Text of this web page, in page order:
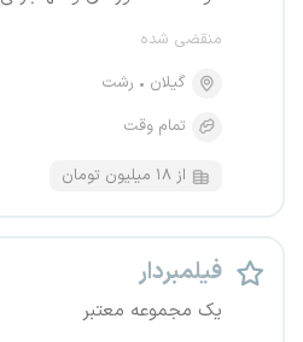
منقضی شده
گیلان
رشت
تمام وقت
از ۱۸ میلیون تومان
فیلمبردار
یک مجموعه معتبر